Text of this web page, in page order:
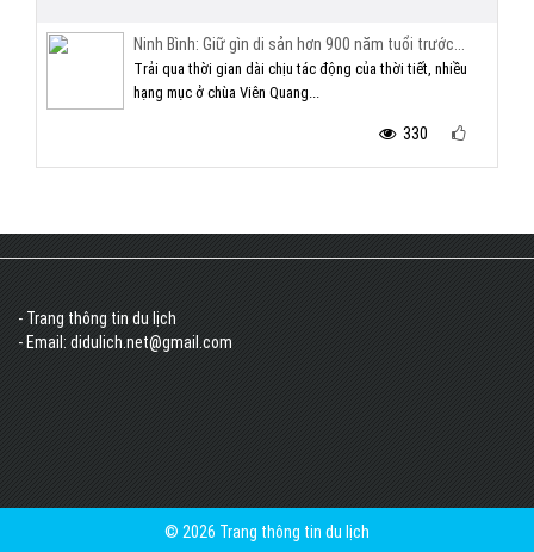
Ninh Bình: Giữ gìn di sản hơn 900 năm tuổi trước...
Trải qua thời gian dài chịu tác động của thời tiết, nhiều
hạng mục ở chùa Viên Quang...
330
- Trang thông tin du lịch
- Email: didulich.net@gmail.com
© 2026 Trang thông tin du lịch